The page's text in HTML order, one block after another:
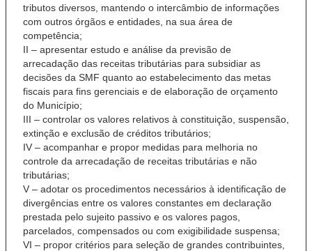
tributos diversos, mantendo o intercâmbio de informações
com outros órgãos e entidades, na sua área de
competência;
II – apresentar estudo e análise da previsão de
arrecadação das receitas tributárias para subsidiar as
decisões da SMF quanto ao estabelecimento das metas
fiscais para fins gerenciais e de elaboração de orçamento
do Município;
III – controlar os valores relativos à constituição, suspensão,
extinção e exclusão de créditos tributários;
IV – acompanhar e propor medidas para melhoria no
controle da arrecadação de receitas tributárias e não
tributárias;
V – adotar os procedimentos necessários à identificação de
divergências entre os valores constantes em declaração
prestada pelo sujeito passivo e os valores pagos,
parcelados, compensados ou com exigibilidade suspensa;
VI – propor critérios para seleção de grandes contribuintes,